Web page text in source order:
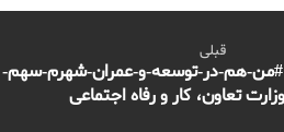
قبلی
هم-در-توسعه-و-عمران-شهرم-سهم-
تعاون، کار و رفاه اجتماعی